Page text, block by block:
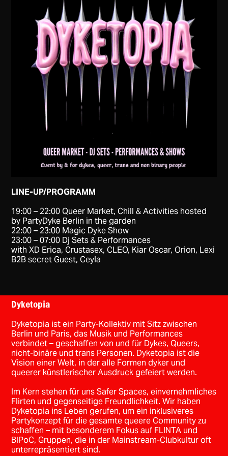
LINE-UP/PROGRAMM
19:00 – 22:00 Queer Market, Chill & Activities hosted
by PartyDyke Berlin in the garden
22:00 – 23:00 Magic Dyke Show
23:00 – 07:00 Dj Sets & Performances
with XD Erica, Crustasex, CLEO, Kiar Oscar, Orion, Lexi
B2B secret Guest, Ceyla
Dyketopia
Dyketopia ist ein Party-Kollektiv mit Sitz zwischen
Berlin und Paris, das Musik und Performances
verbindet – geschaffen von und für Dykes, Queers,
nicht-binäre und trans Personen. Dyketopia ist die
Vision einer Welt, in der alle Formen dyker und
queerer künstlerischer Ausdruck gefeiert werden.
Im Kern stehen für uns Safer Spaces, einvernehmliches
Flirten und gegenseitige Freundlichkeit. Wir haben
Dyketopia ins Leben gerufen, um ein inklusiveres
Partykonzept für die gesamte queere Community zu
schaffen – mit besonderem Fokus auf FLINTA und
BIPoC, Gruppen, die in der Mainstream-Clubkultur oft
unterrepräsentiert sind.